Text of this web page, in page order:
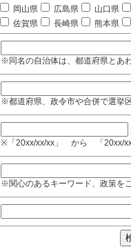
岡山県
広島県 山口県
佐賀県
長崎県 熊本県
※同名の自治体は、都道府県とあ
※都道府県、政令市や合併で選挙
※「20xx/xx/xx」 から 「20xx/
※関心のあるキーワード、政策を